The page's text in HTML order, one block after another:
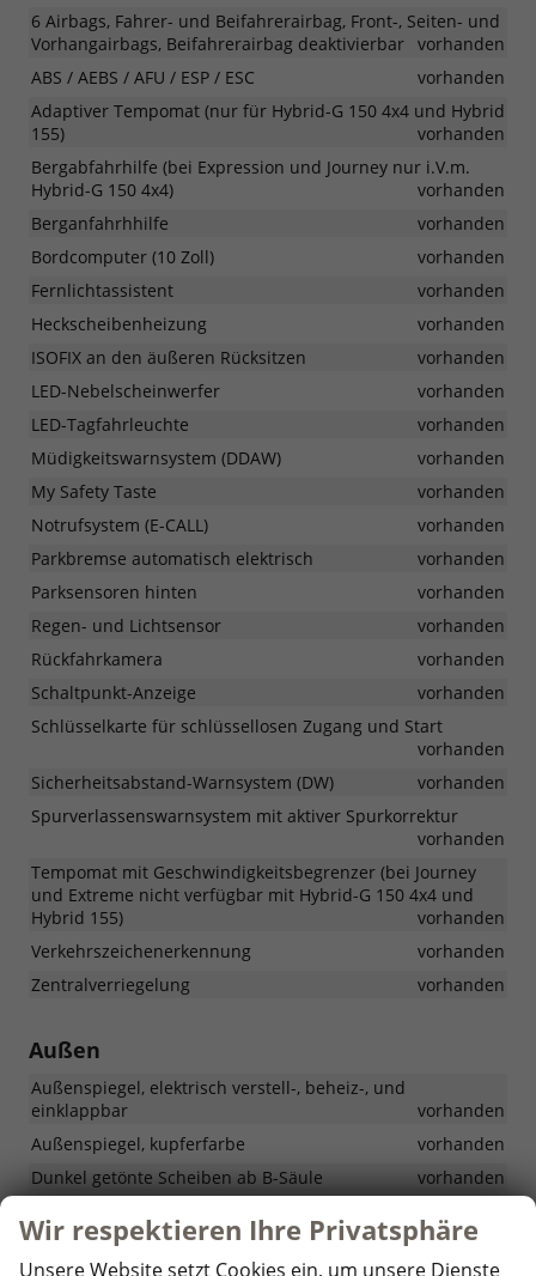
6 Airbags, Fahrer- und Beifahrerairbag, Front-, Seiten- und
Vorhangairbags, Beifahrerairbag deaktivierbar vorhanden
ABS / AEBS / AFU / ESP / ESC
vorhanden
Adaptiver Tempomat (nur für Hybrid-G 150 4x4 und Hybrid
155)
vorhanden
Bergabfahrhilfe (bei Expression und Journey nur i.V.m.
Hybrid-G 150 4x4)
vorhanden
Berganfahrhhilfe
vorhanden
Bordcomputer (10 Zoll)
vorhanden
Fernlichtassistent
vorhanden
Heckscheibenheizung
vorhanden
ISOFIX an den äußeren Rücksitzen
vorhanden
LED-Nebelscheinwerfer
vorhanden
LED-Tagfahrleuchte
vorhanden
Müdigkeitswarnsystem (DDAW)
vorhanden
My Safety Taste
vorhanden
Notrufsystem (E-CALL)
vorhanden
Parkbremse automatisch elektrisch
vorhanden
Parksensoren hinten
vorhanden
Regen- und Lichtsensor
vorhanden
Rückfahrkamera
vorhanden
Schaltpunkt-Anzeige
vorhanden
Schlüsselkarte für schlüssellosen Zugang und Start
vorhanden
Sicherheitsabstand-Warnsystem (DW)
vorhanden
Spurverlassenswarnsystem mit aktiver Spurkorrektur
vorhanden
Tempomat mit Geschwindigkeitsbegrenzer (bei Journey
und Extreme nicht verfügbar mit Hybrid-G 150 4x4 und
Hybrid 155)
vorhanden
Verkehrszeichenerkennung
vorhanden
Zentralverriegelung
vorhanden
Außen
Außenspiegel, elektrisch verstell-, beheiz-, und
einklappbar
vorhanden
Außenspiegel, kupferfarbe
vorhanden
Dunkel getönte Scheiben ab B-Säule
vorhanden
Fernlicht - Halogen)
vorhanden
ECO-Modus
vorhanden
Wir respektieren Ihre Privatsphäre
Unsere Website setzt Cookies ein, um unsere Dienste